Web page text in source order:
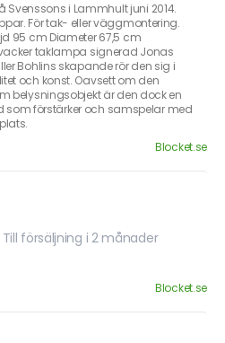
i Lammhult juni 2014.
För tak- eller väggmontering.
95 cm Diameter 67,5 cm
taklampa signerad Jonas
Bohlins skapande rör den sig i
och konst. Oavsett om den
belysningsobjekt är den dock en
förstärker och samspelar med
Blocket.se
Till försäljning i 2 månader
Blocket.se